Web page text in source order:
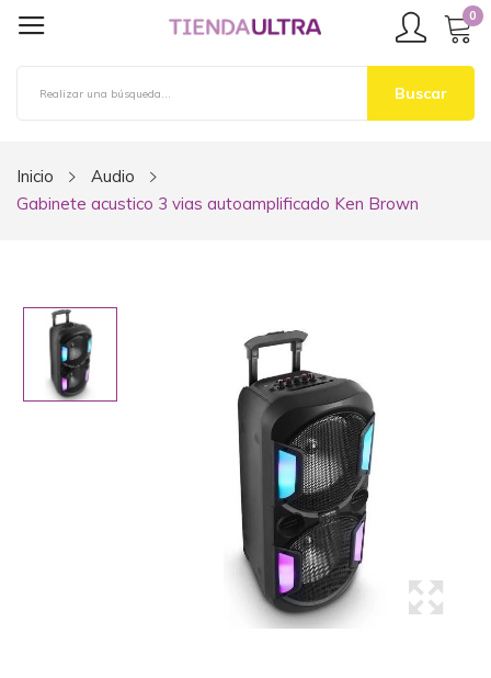
0
Buscar
Inicio
Audio
Gabinete acustico 3 vias autoamplificado Ken Brown